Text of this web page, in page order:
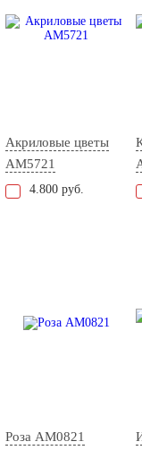
Акриловые цветы
AM5721
4.800 руб.
Роза AM0821